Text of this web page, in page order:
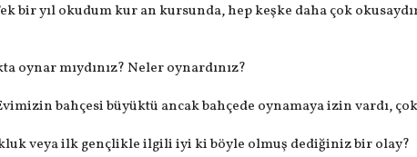
bir yıl okudum kur an kursunda, hep keşke daha çok
oynar mıydınız? Neler oynardınız?
bahçesi büyüktü ancak bahçede oynamaya izin vardı,
veya ilk gençlikle ilgili iyi ki böyle olmuş dediğiniz bir olay?